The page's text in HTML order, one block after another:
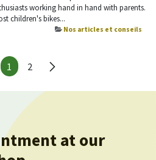
working hand in hand with parents.
children's bikes...
Nos articles et conseils
1 2
at our